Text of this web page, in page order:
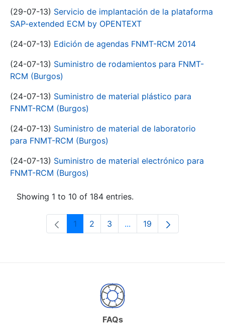
(29-07-13) Servicio de implantación de la plataforma
SAP-extended ECM by OPENTEXT
(24-07-13) Edición de agendas FNMT-RCM 2014
(24-07-13) Suministro de rodamientos para FNMT-
RCM (Burgos)
(24-07-13) Suministro de material plástico para
FNMT-RCM (Burgos)
(24-07-13) Suministro de material de laboratorio
para FNMT-RCM (Burgos)
(24-07-13) Suministro de material electrónico para
FNMT-RCM (Burgos)
Showing 1 to 10 of 184 entries.
Page
1 Page
2 Page
3 ...Intermediate Pages Use
Page
19
FAQs